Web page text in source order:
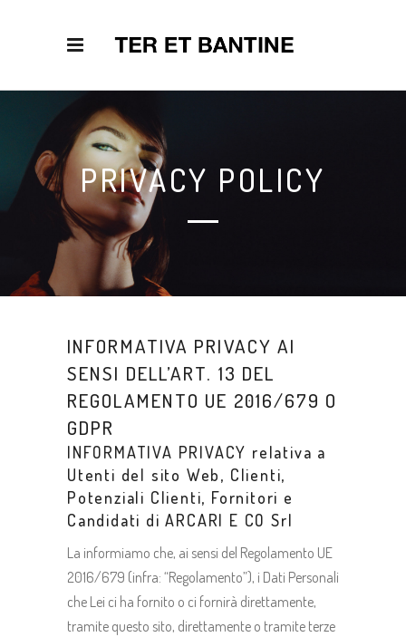
PRIVACY POLICY
INFORMATIVA PRIVACY AI
SENSI DELL’ART. 13 DEL
REGOLAMENTO UE 2016/679 O
GDPR
INFORMATIVA PRIVACY relativa a
Utenti del sito Web, Clienti,
Potenziali Clienti, Fornitori e
Candidati di ARCARI E CO Srl
La informiamo che, ai sensi del Regolamento UE
2016/679 (infra: “Regolamento”), i Dati Personali
che Lei ci ha fornito o ci fornirà direttamente,
tramite questo sito, direttamente o tramite terze